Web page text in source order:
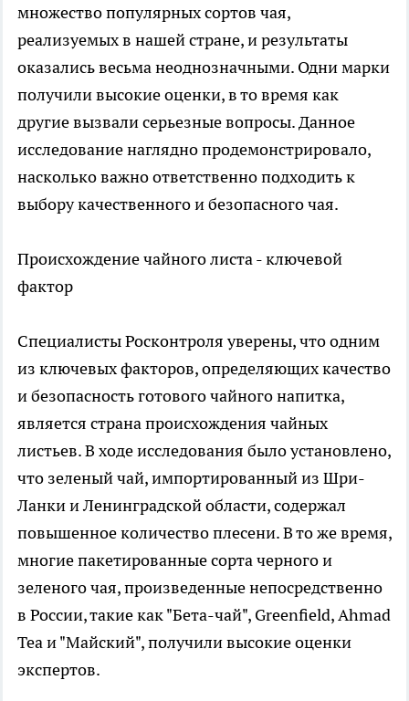
множество популярных сортов чая,
реализуемых в нашей стране, и результаты
оказались весьма неоднозначными. Одни марки
получили высокие оценки, в то время как
другие вызвали серьезные вопросы. Данное
исследование наглядно продемонстрировало,
насколько важно ответственно подходить к
выбору качественного и безопасного чая.
Происхождение чайного листа - ключевой
фактор
Специалисты Росконтроля уверены, что одним
из ключевых факторов, определяющих качество
и безопасность готового чайного напитка,
является страна происхождения чайных
листьев. В ходе исследования было установлено,
что зеленый чай, импортированный из Шри-
Ланки и Ленинградской области, содержал
повышенное количество плесени. В то же время,
многие пакетированные сорта черного и
зеленого чая, произведенные непосредственно
в России, такие как "Бета-чай", Greenfield, Ahmad
Tea и "Майский", получили высокие оценки
экспертов.